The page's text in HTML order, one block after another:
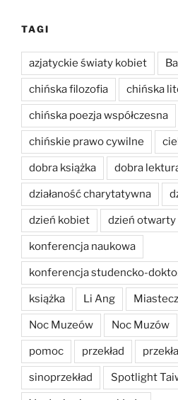
TAGI
azjatyckie światy kobiet
chińska filozofia chińska
chińska poezja współczesna
chińskie prawo cywilne
dobra książka dobra
działaność charytatywna
dzień kobiet dzień otwarty
konferencja naukowa
konferencja studencko-
książka Li Ang
Noc Muzeów Noc Muzów
pomoc przekład
sinoprzekład Spotlight